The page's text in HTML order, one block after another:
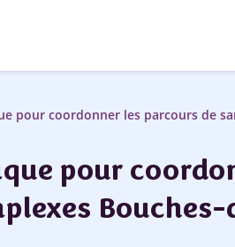
pour coordonner les parcours de
pour